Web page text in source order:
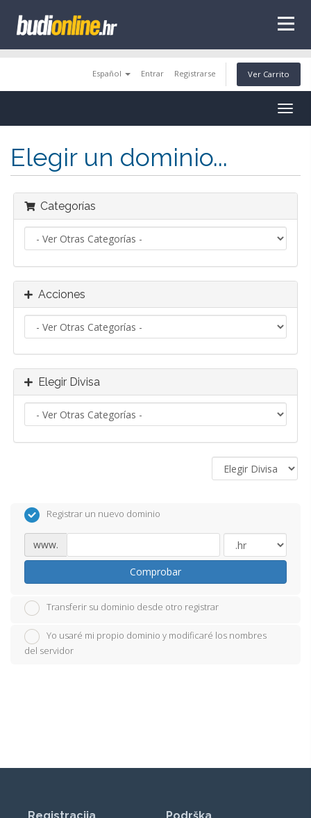
Español Entrar Registrarse Ver Carrito
Elegir un dominio...
Categorías
Acciones
Elegir Divisa
Registrar un nuevo dominio
www.
Comprobar
Transferir su dominio desde otro registrar
Yo usaré mi propio dominio y modificaré los nombres
del servidor